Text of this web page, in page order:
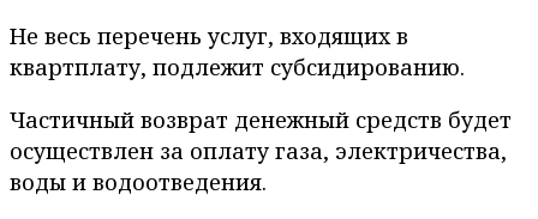
Не весь перечень услуг, входящих в
квартплату, подлежит субсидированию.
Частичный возврат денежный средств будет
осуществлен за оплату газа, электричества,
воды и водоотведения.